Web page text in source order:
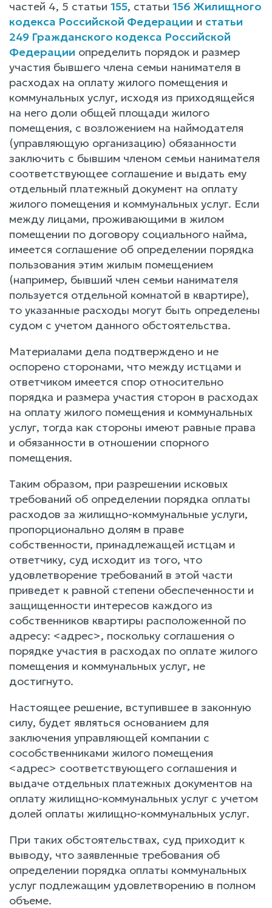
частей 4, 5 статьи 155, статьи 156 Жилищного
кодекса Российской Федерации и статьи
249 Гражданского кодекса Российской
Федерации определить порядок и размер
участия бывшего члена семьи нанимателя в
расходах на оплату жилого помещения и
коммунальных услуг, исходя из приходящейся
на него доли общей площади жилого
помещения, с возложением на наймодателя
(управляющую организацию) обязанности
заключить с бывшим членом семьи нанимателя
соответствующее соглашение и выдать ему
отдельный платежный документ на оплату
жилого помещения и коммунальных услуг. Если
между лицами, проживающими в жилом
помещении по договору социального найма,
имеется соглашение об определении порядка
пользования этим жилым помещением
(например, бывший член семьи нанимателя
пользуется отдельной комнатой в квартире),
то указанные расходы могут быть определены
судом с учетом данного обстоятельства.
Материалами дела подтверждено и не
оспорено сторонами, что между истцами и
ответчиком имеется спор относительно
порядка и размера участия сторон в расходах
на оплату жилого помещения и коммунальных
услуг, тогда как стороны имеют равные права
и обязанности в отношении спорного
помещения.
Таким образом, при разрешении исковых
требований об определении порядка оплаты
расходов за жилищно-коммунальные услуги,
пропорционально долям в праве
собственности, принадлежащей истцам и
ответчику, суд исходит из того, что
удовлетворение требований в этой части
приведет к равной степени обеспеченности и
защищенности интересов каждого из
собственников квартиры расположенной по
адресу: <адрес>, поскольку соглашения о
порядке участия в расходах по оплате жилого
помещения и коммунальных услуг, не
достигнуто.
Настоящее решение, вступившее в законную
силу, будет являться основанием для
заключения управляющей компании с
сособственниками жилого помещения
<адрес> соответствующего соглашения и
выдаче отдельных платежных документов на
оплату жилищно-коммунальных услуг с учетом
долей оплаты жилищно-коммунальных услуг.
При таких обстоятельствах, суд приходит к
выводу, что заявленные требования об
определении порядка оплаты коммунальных
услуг подлежащим удовлетворению в полном
объеме.